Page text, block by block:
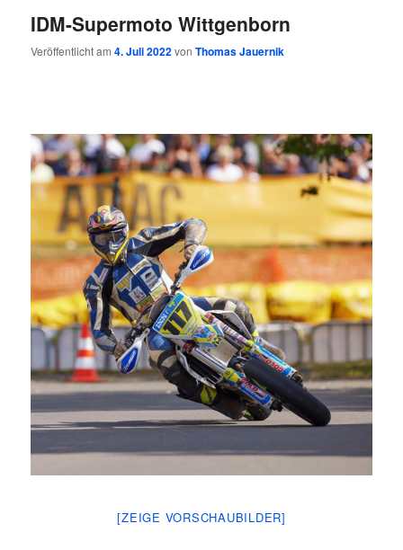
IDM-Supermoto Wittgenborn
Veröffentlicht am4. Juli 2022vonThomas Jauernik
[ZEIGE VORSCHAUBILDER]